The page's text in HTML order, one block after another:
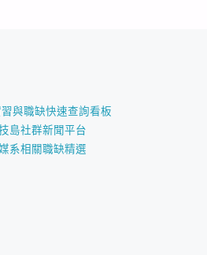
與職缺快速查詢看板
島社群新聞平台
系相關職缺精選